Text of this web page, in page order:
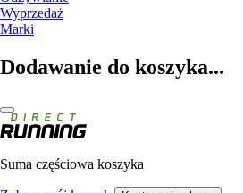
Wyprzedaż
Marki
Dodawanie do koszyka...
Suma częściowa koszyka